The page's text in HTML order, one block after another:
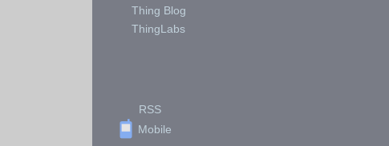
Thing Blog
ThingLabs
RSS
Mobile